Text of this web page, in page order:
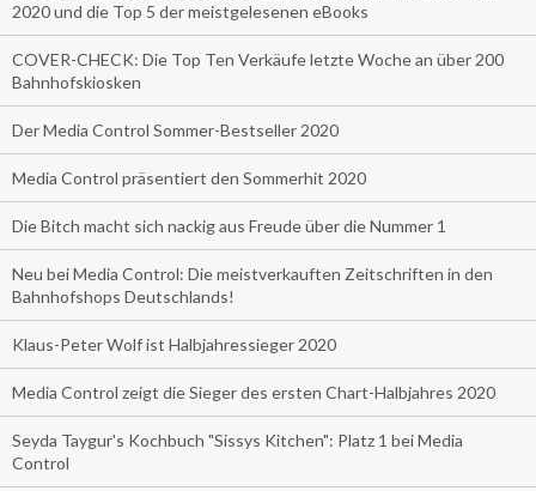
2020 und die Top 5 der meistgelesenen eBooks
COVER-CHECK: Die Top Ten Verkäufe letzte Woche an über 200
Bahnhofskiosken
Der Media Control Sommer-Bestseller 2020
Media Control präsentiert den Sommerhit 2020
Die Bitch macht sich nackig aus Freude über die Nummer 1
Neu bei Media Control: Die meistverkauften Zeitschriften in den
Bahnhofshops Deutschlands!
Klaus-Peter Wolf ist Halbjahressieger 2020
Media Control zeigt die Sieger des ersten Chart-Halbjahres 2020
Seyda Taygur's Kochbuch "Sissys Kitchen": Platz 1 bei Media
Control